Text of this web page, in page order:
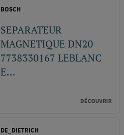
BOSCH
SEPARATEUR
MAGNETIQUE DN20
7738330167 LEBLANC
E...
DÉCOUVRIR
DE_DIETRICH